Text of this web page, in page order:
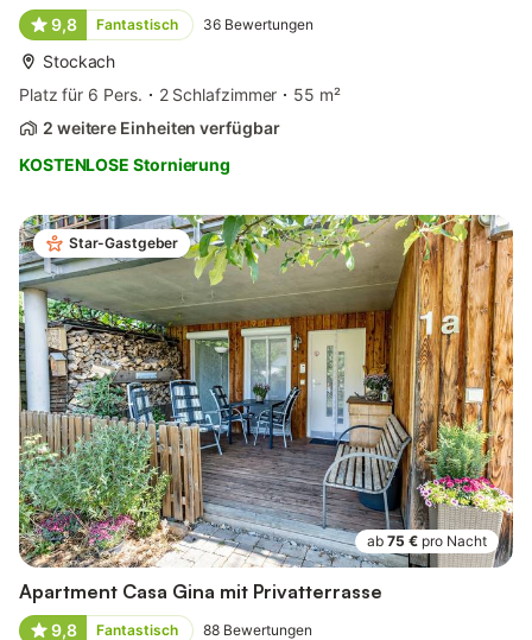
9,8 Fantastisch 36 Bewertungen
Stockach
Platz für 6 Pers.
2 Schlafzimmer
55 m²
2 weitere Einheiten verfügbar
KOSTENLOSE Stornierung
Star-Gastgeber
ab 75 € pro Nacht
Apartment Casa Gina mit Privatterrasse
9,8 Fantastisch 88 Bewertungen